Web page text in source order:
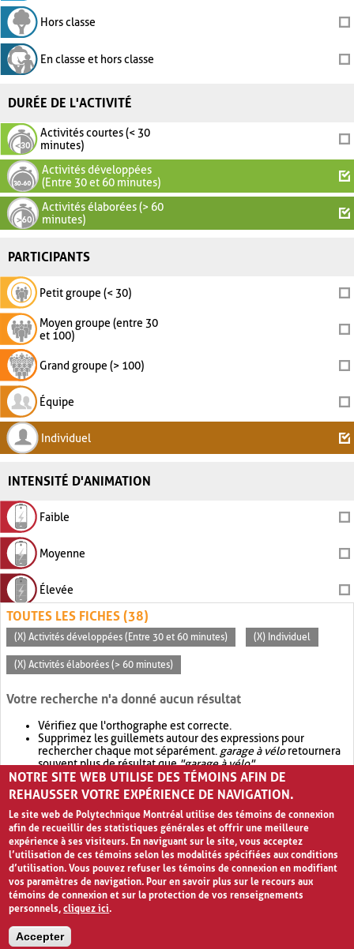
Hors classe
En classe et hors classe
DURÉE DE L'ACTIVITÉ
Activités courtes (< 30
minutes)
Activités développées
(Entre 30 et 60 minutes)
Activités élaborées (> 60
minutes)
PARTICIPANTS
Petit groupe (< 30)
Moyen groupe (entre 30
et 100)
Grand groupe (> 100)
Équipe
Individuel
INTENSITÉ D'ANIMATION
Faible
Moyenne
Élevée
TOUTES LES FICHES (38)
(X) Activités développées (Entre 30 et 60 minutes) (X) Individuel
(X) Activités élaborées (> 60 minutes)
Votre recherche n'a donné aucun résultat
Vérifiez que l'orthographe est correcte.
Supprimez les guillemets autour des expressions pour
rechercher chaque mot séparément. garage à véloretournera
souvent plus de résultat que"garage à vélo".
Envisagez d'élargir votre recherche avec OR.garage OR vélo
retournera souvent plus de résultat quegarage à vélo
NOTRE SITE WEB UTILISE DES TÉMOINS AFIN DE
REHAUSSER VOTRE EXPÉRIENCE DE NAVIGATION.
Le site web de Polytechnique Montréal utilise des témoins de connexion
afin de recueillir des statistiques générales et offrir une meilleure
expérience à ses visiteurs. En naviguant sur le site, vous acceptez
l’utilisation de ces témoins selon les modalités spécifiées aux conditions
d’utilisation. Vous pouvez refuser les témoins de connexion en modifiant
vos paramètres de navigation. Pour en savoir plus sur le recours aux
témoins de connexion et sur la protection de vos renseignements
personnels,cliquez ici.
Accepter